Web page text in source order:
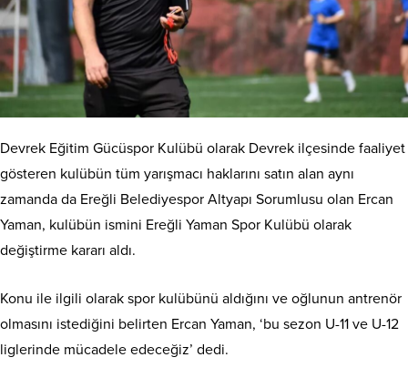
Devrek Eğitim Gücüspor Kulübü olarak Devrek ilçesinde faaliyet
gösteren kulübün tüm yarışmacı haklarını satın alan aynı
zamanda da Ereğli Belediyespor Altyapı Sorumlusu olan Ercan
Yaman, kulübün ismini Ereğli Yaman Spor Kulübü olarak
değiştirme kararı aldı.
Konu ile ilgili olarak spor kulübünü aldığını ve oğlunun antrenör
olmasını istediğini belirten Ercan Yaman, ‘bu sezon U-11 ve U-12
liglerinde mücadele edeceğiz’ dedi.